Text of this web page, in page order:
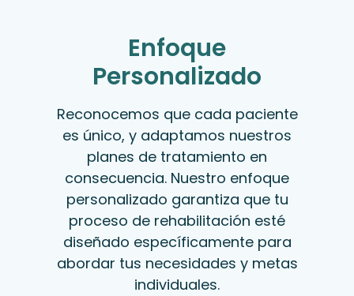
Enfoque
Personalizado
Reconocemos que cada paciente
es único, y adaptamos nuestros
planes de tratamiento en
consecuencia. Nuestro enfoque
personalizado garantiza que tu
proceso de rehabilitación esté
diseñado específicamente para
abordar tus necesidades y metas
individuales.